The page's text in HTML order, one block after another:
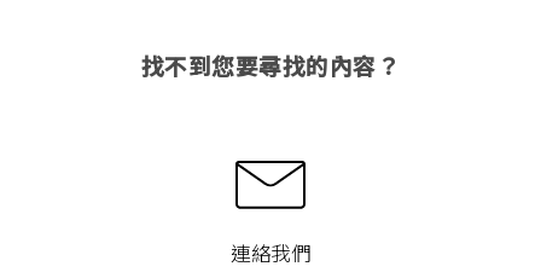
找不到您要尋找的內容？
連絡我們